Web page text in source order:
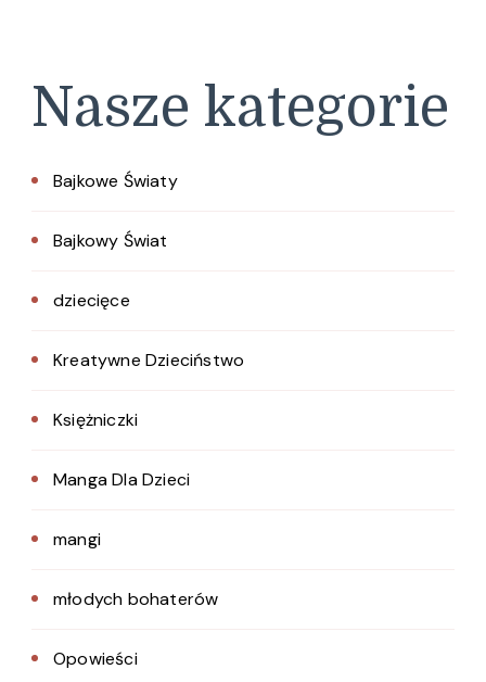
Nasze kategorie
Bajkowe Światy
Bajkowy Świat
dziecięce
Kreatywne Dzieciństwo
Księżniczki
Manga Dla Dzieci
mangi
młodych bohaterów
Opowieści